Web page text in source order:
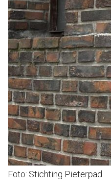
Foto: Stichting Pieterpad